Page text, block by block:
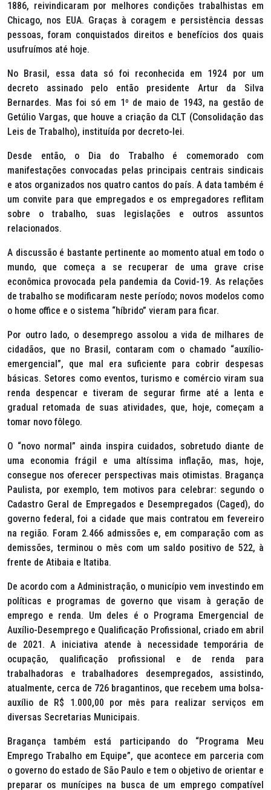
1886, reivindicaram por melhores condições trabalhistas em
Chicago, nos EUA. Graças à coragem e persistência dessas
pessoas, foram conquistados direitos e benefícios dos quais
usufruímos até hoje.
No Brasil, essa data só foi reconhecida em 1924 por um
decreto assinado pelo então presidente Artur da Silva
Bernardes. Mas foi só em 1º de maio de 1943, na gestão de
Getúlio Vargas, que houve a criação da CLT (Consolidação das
Leis de Trabalho), instituída por decreto-lei.
Desde então, o Dia do Trabalho é comemorado com
manifestações convocadas pelas principais centrais sindicais
e atos organizados nos quatro cantos do país. A data também é
um convite para que empregados e os empregadores reflitam
sobre o trabalho, suas legislações e outros assuntos
relacionados.
A discussão é bastante pertinente ao momento atual em todo o
mundo, que começa a se recuperar de uma grave crise
econômica provocada pela pandemia da Covid-19. As relações
de trabalho se modificaram neste período; novos modelos como
o home office e o sistema “híbrido” vieram para ficar.
Por outro lado, o desemprego assolou a vida de milhares de
cidadãos, que no Brasil, contaram com o chamado “auxílio-
emergencial”, que mal era suficiente para cobrir despesas
básicas. Setores como eventos, turismo e comércio viram sua
renda despencar e tiveram de segurar firme até a lenta e
gradual retomada de suas atividades, que, hoje, começam a
tomar novo fôlego.
O “novo normal” ainda inspira cuidados, sobretudo diante de
uma economia frágil e uma altíssima inflação, mas, hoje,
consegue nos oferecer perspectivas mais otimistas. Bragança
Paulista, por exemplo, tem motivos para celebrar: segundo o
Cadastro Geral de Empregados e Desempregados (Caged), do
governo federal, foi a cidade que mais contratou em fevereiro
na região. Foram 2.466 admissões e, em comparação com as
demissões, terminou o mês com um saldo positivo de 522, à
frente de Atibaia e Itatiba.
De acordo com a Administração, o município vem investindo em
políticas e programas de governo que visam à geração de
emprego e renda. Um deles é o Programa Emergencial de
Auxílio-Desemprego e Qualificação Profissional, criado em abril
de 2021. A iniciativa atende à necessidade temporária de
ocupação, qualificação profissional e de renda para
trabalhadoras e trabalhadores desempregados, assistindo,
atualmente, cerca de 726 bragantinos, que recebem uma bolsa-
auxílio de R$ 1.000,00 por mês para realizar serviços em
diversas Secretarias Municipais.
Bragança também está participando do “Programa Meu
Emprego Trabalho em Equipe”, que acontece em parceria com
o governo do estado de São Paulo e tem o objetivo de orientar e
preparar os munícipes na busca de um emprego compatível